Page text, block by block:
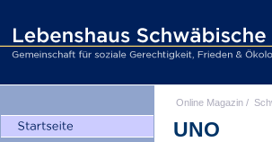
Online Magazin /
UNO